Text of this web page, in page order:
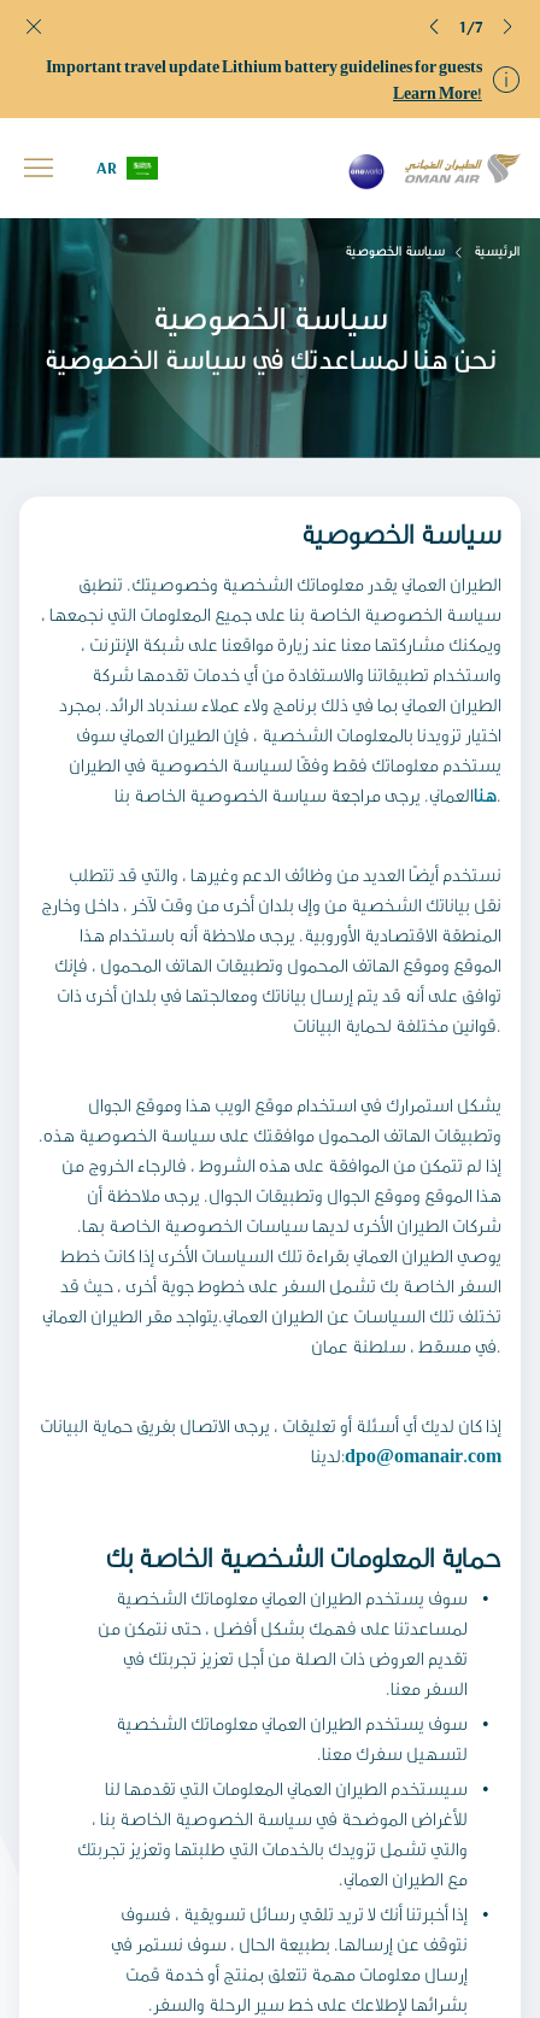
Important travel update Lithium battery guidelines for guests
Learn More!
1/7
AR
سياسة الخصوصية
نحن هنا لمساعدتك في سياسة الخصوصية
الرئيسية سياسة الخصوصية
سياسة الخصوصية
الطيران العماني يقدر معلوماتك الشخصية وخصوصيتك. تنطبق
سياسة الخصوصية الخاصة بنا على جميع المعلومات التي نجمعها ،
ويمكنك مشاركتها معنا عند زيارة مواقعنا على شبكة الإنترنت ،
واستخدام تطبيقاتنا والاستفادة من أي خدمات تقدمها شركة
الطيران العماني بما في ذلك برنامج ولاء عملاء سندباد الرائد. بمجرد
اختيار تزويدنا بالمعلومات الشخصية ، فإن الطيران العماني سوف
يستخدم معلوماتك فقط وفقًا لسياسة الخصوصية في الطيران
العماني. يرجى مراجعة سياسة الخصوصية الخاصة بناهنا.
نستخدم أيضًا العديد من وظائف الدعم وغيرها ، والتي قد تتطلب
نقل بياناتك الشخصية من وإلى بلدان أخرى من وقت لآخر ، داخل وخارج
المنطقة الاقتصادية الأوروبية. يرجى ملاحظة أنه باستخدام هذا
الموقع وموقع الهاتف المحمول وتطبيقات الهاتف المحمول ، فإنك
توافق على أنه قد يتم إرسال بياناتك ومعالجتها في بلدان أخرى ذات
قوانين مختلفة لحماية البيانات.
يشكل استمرارك في استخدام موقع الويب هذا وموقع الجوال
وتطبيقات الهاتف المحمول موافقتك على سياسة الخصوصية هذه.
إذا لم تتمكن من الموافقة على هذه الشروط ، فالرجاء الخروج من
هذا الموقع وموقع الجوال وتطبيقات الجوال. يرجى ملاحظة أن
شركات الطيران الأخرى لديها سياسات الخصوصية الخاصة بها.
يوصي الطيران العماني بقراءة تلك السياسات الأخرى إذا كانت خطط
السفر الخاصة بك تشمل السفر على خطوط جوية أخرى ، حيث قد
تختلف تلك السياسات عن الطيران العماني.يتواجد مقر الطيران العماني
في مسقط ، سلطنة عمان.
إذا كان لديك أي أسئلة أو تعليقات ، يرجى الاتصال بفريق حماية البيانات
لدينا:dpo@omanair.com
حماية المعلومات الشخصية الخاصة بك
سوف يستخدم الطيران العماني معلوماتك الشخصية
لمساعدتنا على فهمك بشكل أفضل ، حتى نتمكن من
تقديم العروض ذات الصلة من أجل تعزيز تجربتك في
السفر معنا.
سوف يستخدم الطيران العماني معلوماتك الشخصية
لتسهيل سفرك معنا.
سيستخدم الطيران العماني المعلومات التي تقدمها لنا
للأغراض الموضحة في سياسة الخصوصية الخاصة بنا ،
والتي تشمل تزويدك بالخدمات التي طلبتها وتعزيز تجربتك
مع الطيران العماني.
إذا أخبرتنا أنك لا تريد تلقي رسائل تسويقية ، فسوف
نتوقف عن إرسالها. بطبيعة الحال ، سوف نستمر في
إرسال معلومات مهمة تتعلق بمنتج أو خدمة قمت
بشرائها لإطلاعك على خط سير الرحلة والسفر.